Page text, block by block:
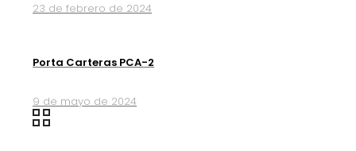
23 de febrero de 2024
Porta Carteras PCA-2
9 de mayo de 2024